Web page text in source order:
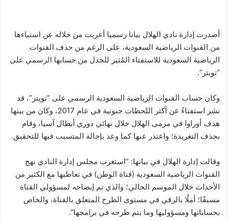
أصدرت إدارة نادي الهلال بيانا رسميا أعربت من خلاله عن استياءها
من القنوات الرياضية السعودية، على الرغم من حذف القنوات
الرياضية السعودية للاستفتاء المُثير للجدل من حسابها الرسمي على
“تويتر”.
وكان حساب القنوات الرياضية السعودية الرسمي على “تويتر”، قد
نشر استفتاءً عن أكثر اللحظات جنونية في عام 2017، وكان من بينها
هدف أوراوا في مرمى الهلال خلال نهائي دوري أبطال آسيا، وقام
بحذف التغريدة؛ واعتذر عنها كما وعد بإحالة المتسبب فيها للتحقيق.
وقالت إدارة الهلال في بيانها: “استغرب مجلس إدارة النادي نهج
القنوات الرياضية السعودية (قناة الوطن) في تعاطيها مع الكثير من
الأحداث خلال الموسم الحالي؛ والذي تم إيضاحه لمسؤولي القناة
مسبقًا؛ أملًا بالرقي في مستوى الطرح المتعلق بالقناة، والخاص
بحساباتها ومسؤوليها وما يتم طرحه في برامجها”.